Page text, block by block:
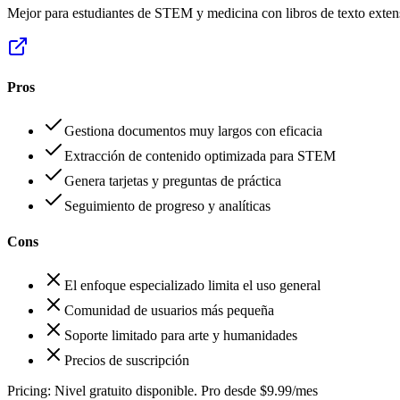
Mejor para estudiantes de STEM y medicina con libros de texto
Pros
Gestiona documentos muy largos con eficacia
Extracción de contenido optimizada para STEM
Genera tarjetas y preguntas de práctica
Seguimiento de progreso y analíticas
Cons
El enfoque especializado limita el uso general
Comunidad de usuarios más pequeña
Soporte limitado para arte y humanidades
Precios de suscripción
Pricing: Nivel gratuito disponible. Pro desde $9.99/mes